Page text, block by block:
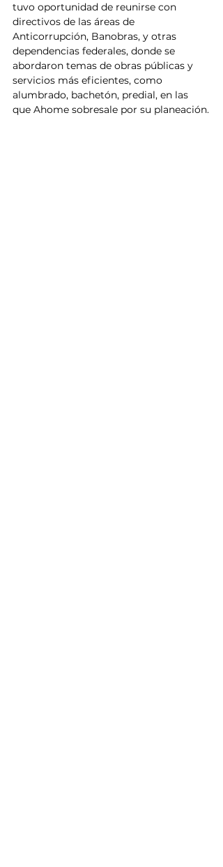
tuvo oportunidad de reunirse con
directivos de las áreas de
Anticorrupción, Banobras, y otras
dependencias federales, donde se
abordaron temas de obras públicas y
servicios más eficientes, como
alumbrado, bachetón, predial, en las
que Ahome sobresale por su planeación.